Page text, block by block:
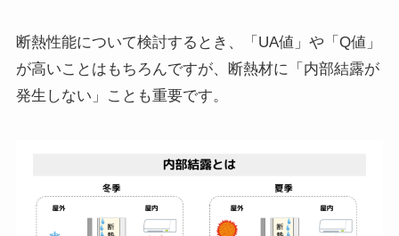
断熱性能について検討するとき、「UA値」や「Q値」
が高いことはもちろんですが、断熱材に「内部結露が
発生しない」ことも重要です。